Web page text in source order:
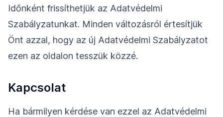
Időnként frissíthetjük az Adatvédelmi
Szabályzatunkat. Minden változásról értesítjük
Önt azzal, hogy az új Adatvédelmi Szabályzatot
ezen az oldalon tesszük közzé.
Kapcsolat
Ha bármilyen kérdése van ezzel az Adatvédelmi